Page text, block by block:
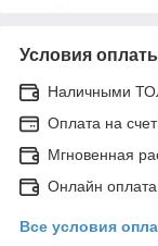
Условия
Наличными
Оплата на
Мгновенная
Онлайн оплата
Все условия